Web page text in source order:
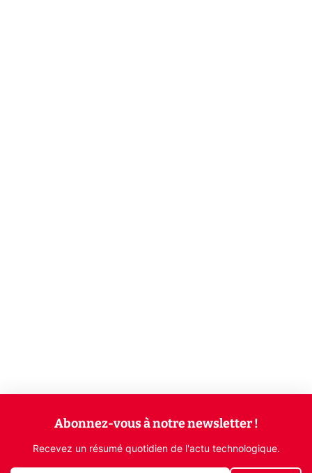
Abonnez-vous à notre newsletter !
Recevez un résumé quotidien de l'actu technologique.